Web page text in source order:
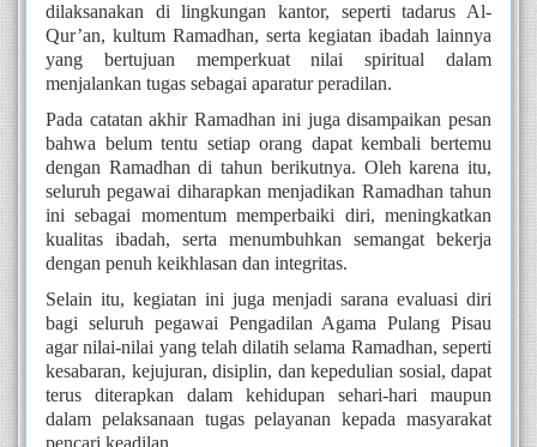
dilaksanakan di lingkungan kantor, seperti tadarus Al-
Qur’an, kultum Ramadhan, serta kegiatan ibadah lainnya
yang bertujuan memperkuat nilai spiritual dalam
menjalankan tugas sebagai aparatur peradilan.
Pada catatan akhir Ramadhan ini juga disampaikan pesan
bahwa belum tentu setiap orang dapat kembali bertemu
dengan Ramadhan di tahun berikutnya. Oleh karena itu,
seluruh pegawai diharapkan menjadikan Ramadhan tahun
ini sebagai momentum memperbaiki diri, meningkatkan
kualitas ibadah, serta menumbuhkan semangat bekerja
dengan penuh keikhlasan dan integritas.
Selain itu, kegiatan ini juga menjadi sarana evaluasi diri
bagi seluruh pegawai Pengadilan Agama Pulang Pisau
agar nilai-nilai yang telah dilatih selama Ramadhan, seperti
kesabaran, kejujuran, disiplin, dan kepedulian sosial, dapat
terus diterapkan dalam kehidupan sehari-hari maupun
dalam pelaksanaan tugas pelayanan kepada masyarakat